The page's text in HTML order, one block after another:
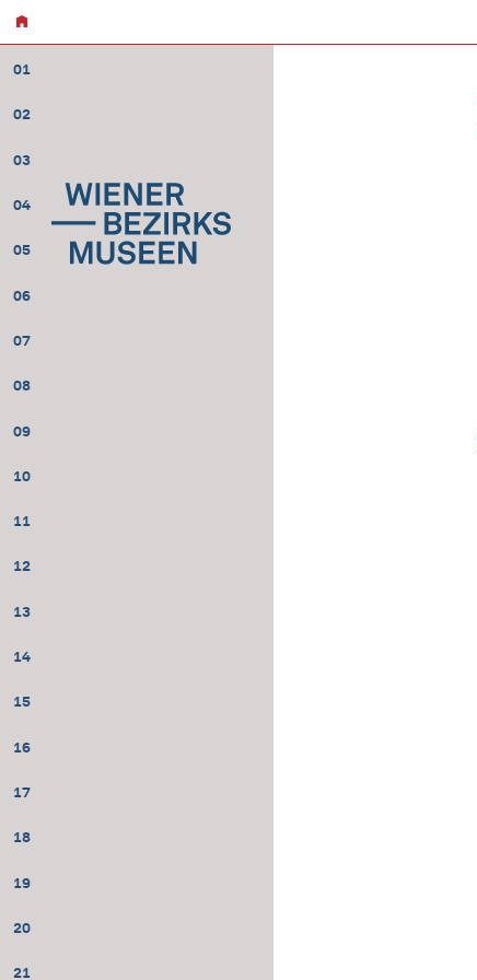
01
02
03
04
05
06
07
08
09
10
11
12
13
14
15
16
17
18
19
20
21